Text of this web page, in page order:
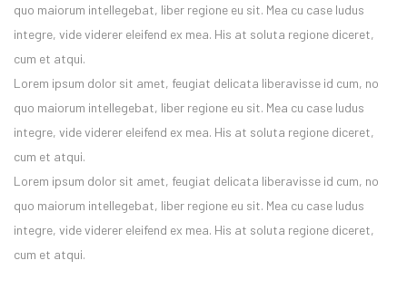
quo maiorum intellegebat, liber regione eu sit. Mea cu case ludus
integre, vide viderer eleifend ex mea. His at soluta regione diceret,
cum et atqui.
Lorem ipsum dolor sit amet, feugiat delicata liberavisse id cum, no
quo maiorum intellegebat, liber regione eu sit. Mea cu case ludus
integre, vide viderer eleifend ex mea. His at soluta regione diceret,
cum et atqui.
Lorem ipsum dolor sit amet, feugiat delicata liberavisse id cum, no
quo maiorum intellegebat, liber regione eu sit. Mea cu case ludus
integre, vide viderer eleifend ex mea. His at soluta regione diceret,
cum et atqui.